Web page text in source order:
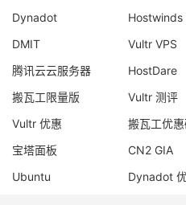
Dynadot
Hostwinds
DMIT
Vultr VPS
腾讯云云服务器
HostDare
搬瓦工限量版
Vultr 测评
Vultr 优惠
搬瓦工优
宝塔面板
CN2 GIA
Ubuntu
Dynadot